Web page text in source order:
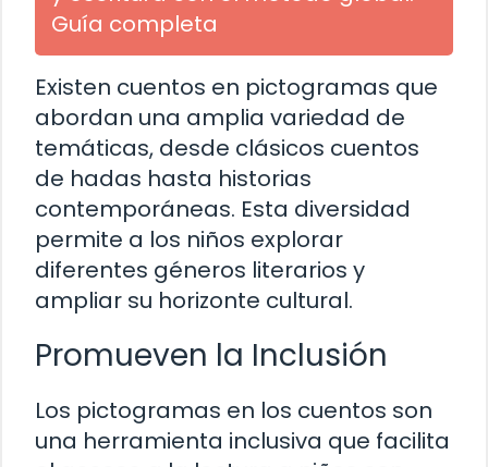
Guía completa
Existen cuentos en pictogramas que
abordan una amplia variedad de
temáticas, desde clásicos cuentos
de hadas hasta historias
contemporáneas. Esta diversidad
permite a los niños explorar
diferentes géneros literarios y
ampliar su horizonte cultural.
Promueven la Inclusión
Los pictogramas en los cuentos son
una herramienta inclusiva que facilita